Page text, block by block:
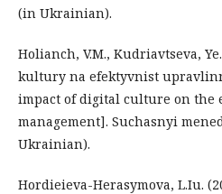
(in Ukrainian).
Holianch, V.M., Kudriavtseva,
kultury na efektyvnist
impact of digital culture on the
management]. Suchasnyi
Ukrainian).
Hordieieva-Herasymova, L.Iu.